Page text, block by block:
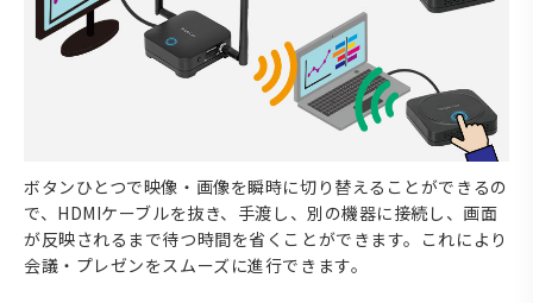
ボタンひとつで映像・画像を瞬時に切り替えることができるの
で、HDMIケーブルを抜き、手渡し、別の機器に接続し、画面
が反映されるまで待つ時間を省くことができます。これにより
会議・プレゼンをスムーズに進行できます。